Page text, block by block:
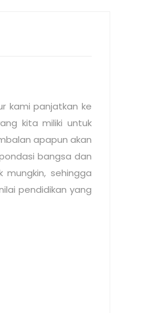
kami panjatkan ke
kita miliki untuk
apapun akan
bangsa dan
sehingga
pendidikan yang